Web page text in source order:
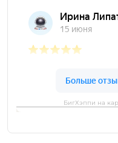
БигХэппи на